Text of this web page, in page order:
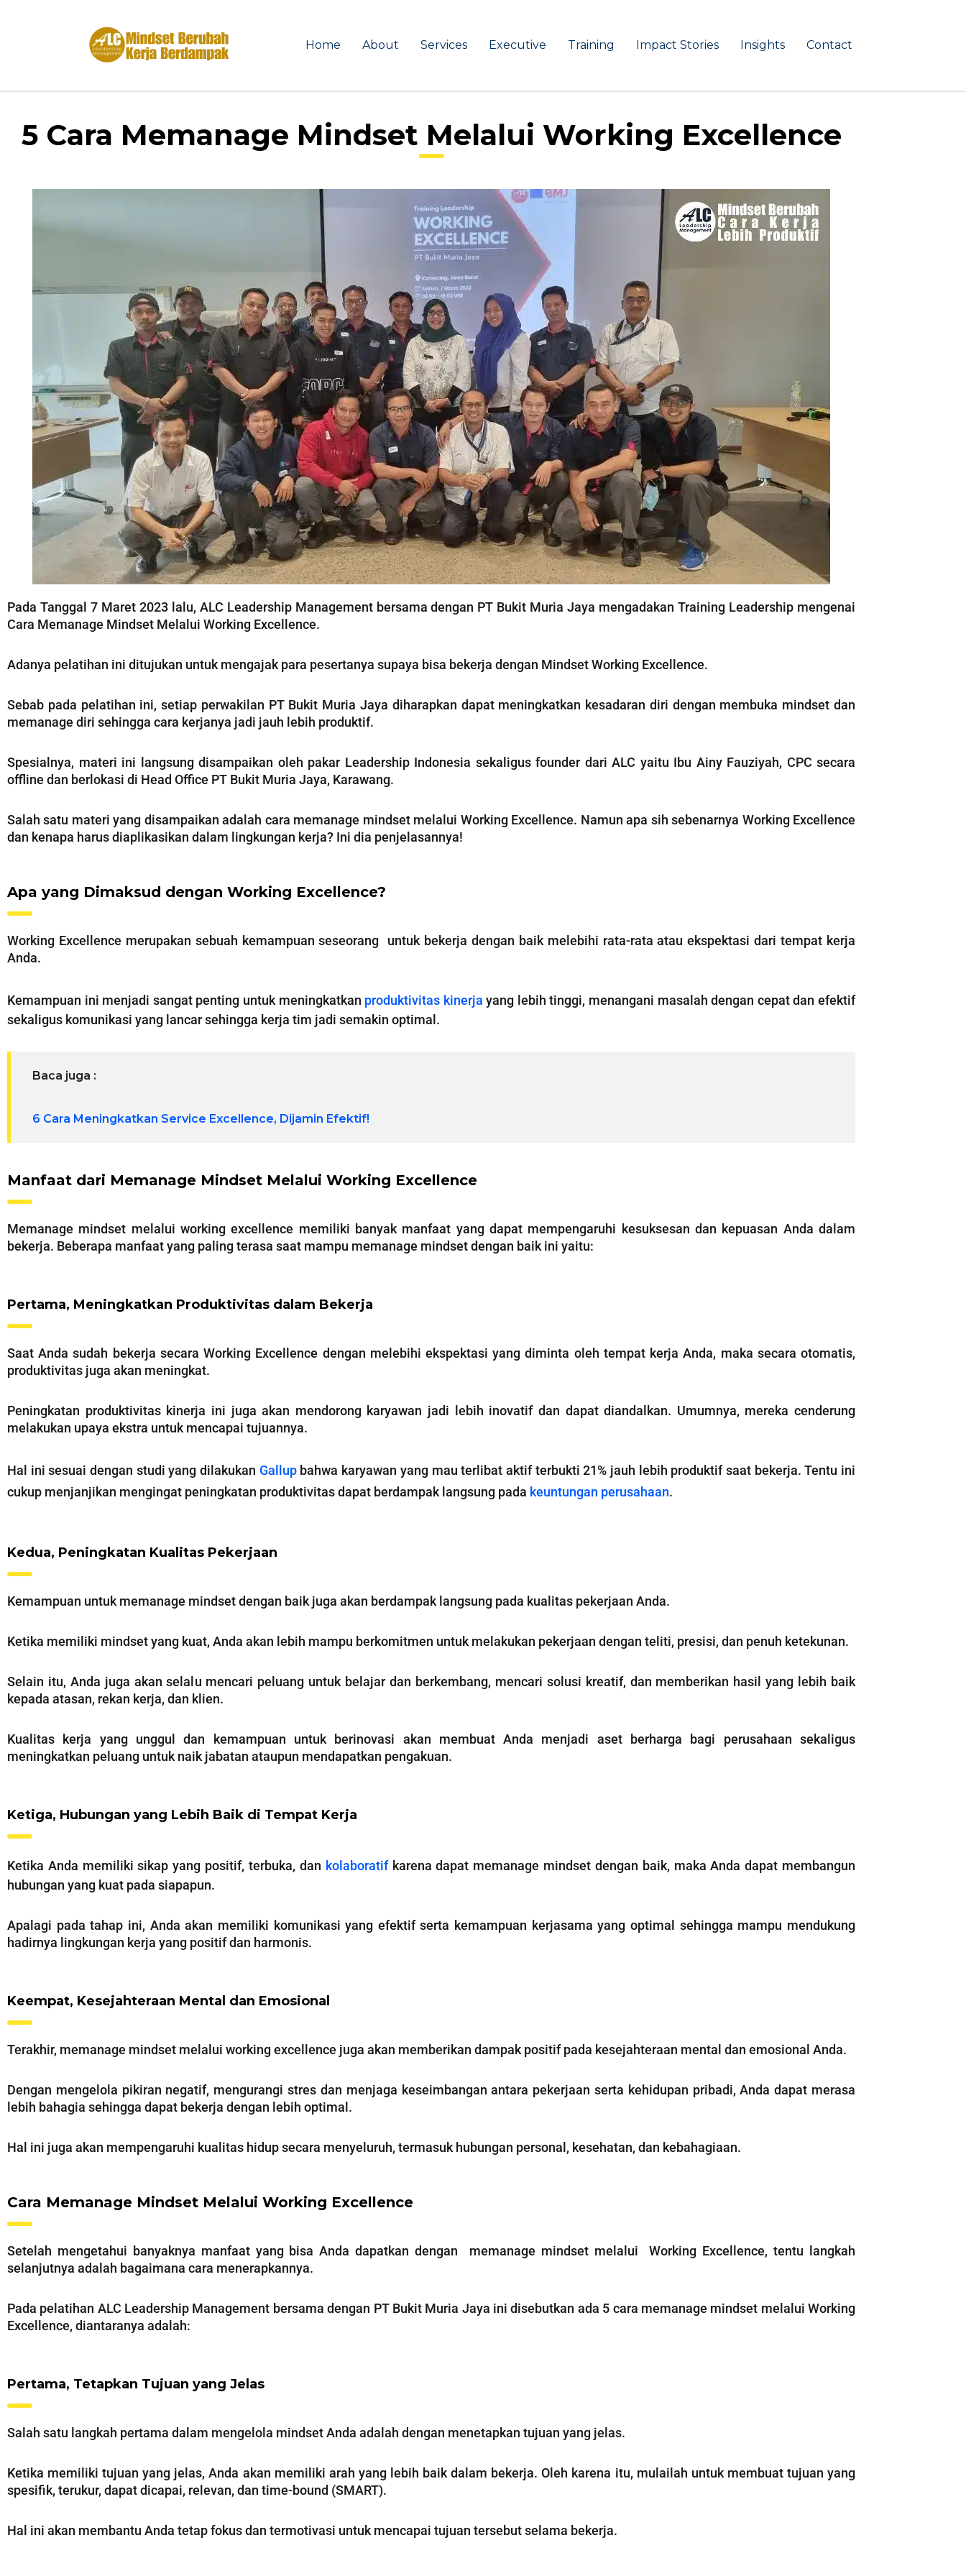
Home About Services Executive Training Impact Stories Insights Contact
5 Cara Memanage Mindset Melalui Working Excellence
Pada Tanggal 7 Maret 2023 lalu, ALC Leadership Management bersama dengan PT Bukit Muria Jaya mengadakan Training Leadership mengenai
Cara Memanage Mindset Melalui Working Excellence.
Adanya pelatihan ini ditujukan untuk mengajak para pesertanya supaya bisa bekerja dengan Mindset Working Excellence.
Sebab pada pelatihan ini, setiap perwakilan PT Bukit Muria Jaya diharapkan dapat meningkatkan kesadaran diri dengan membuka mindset dan
memanage diri sehingga cara kerjanya jadi jauh lebih produktif.
Spesialnya, materi ini langsung disampaikan oleh pakar Leadership Indonesia sekaligus founder dari ALC yaitu Ibu Ainy Fauziyah, CPC secara
offline dan berlokasi di Head Office PT Bukit Muria Jaya, Karawang.
Salah satu materi yang disampaikan adalah cara memanage mindset melalui Working Excellence. Namun apa sih sebenarnya Working Excellence
dan kenapa harus diaplikasikan dalam lingkungan kerja? Ini dia penjelasannya!
Apa yang Dimaksud dengan Working Excellence?
Working Excellence merupakan sebuah kemampuan seseorang untuk bekerja dengan baik melebihi rata-rata atau ekspektasi dari tempat kerja
Anda.
Kemampuan ini menjadi sangat penting untuk meningkatkan produktivitas kinerjayang lebih tinggi, menangani masalah dengan cepat dan efektif
sekaligus komunikasi yang lancar sehingga kerja tim jadi semakin optimal.
Baca juga :
6 Cara Meningkatkan Service Excellence, Dijamin Efektif!
Manfaat dari Memanage Mindset Melalui Working Excellence
Memanage mindset melalui working excellence memiliki banyak manfaat yang dapat mempengaruhi kesuksesan dan kepuasan Anda dalam
bekerja. Beberapa manfaat yang paling terasa saat mampu memanage mindset dengan baik ini yaitu:
Pertama, Meningkatkan Produktivitas dalam Bekerja
Saat Anda sudah bekerja secara Working Excellence dengan melebihi ekspektasi yang diminta oleh tempat kerja Anda, maka secara otomatis,
produktivitas juga akan meningkat.
Peningkatan produktivitas kinerja ini juga akan mendorong karyawan jadi lebih inovatif dan dapat diandalkan. Umumnya, mereka cenderung
melakukan upaya ekstra untuk mencapai tujuannya.
Hal ini sesuai dengan studi yang dilakukan Gallupbahwa karyawan yang mau terlibat aktif terbukti 21% jauh lebih produktif saat bekerja. Tentu ini
cukup menjanjikan mengingat peningkatan produktivitas dapat berdampak langsung pada keuntungan perusahaan.
Kedua, Peningkatan Kualitas Pekerjaan
Kemampuan untuk memanage mindset dengan baik juga akan berdampak langsung pada kualitas pekerjaan Anda.
Ketika memiliki mindset yang kuat, Anda akan lebih mampu berkomitmen untuk melakukan pekerjaan dengan teliti, presisi, dan penuh ketekunan.
Selain itu, Anda juga akan selalu mencari peluang untuk belajar dan berkembang, mencari solusi kreatif, dan memberikan hasil yang lebih baik
kepada atasan, rekan kerja, dan klien.
Kualitas kerja yang unggul dan kemampuan untuk berinovasi akan membuat Anda menjadi aset berharga bagi perusahaan sekaligus
meningkatkan peluang untuk naik jabatan ataupun mendapatkan pengakuan.
Ketiga, Hubungan yang Lebih Baik di Tempat Kerja
Ketika Anda memiliki sikap yang positif, terbuka, dan kolaboratifkarena dapat memanage mindset dengan baik, maka Anda dapat membangun
hubungan yang kuat pada siapapun.
Apalagi pada tahap ini, Anda akan memiliki komunikasi yang efektif serta kemampuan kerjasama yang optimal sehingga mampu mendukung
hadirnya lingkungan kerja yang positif dan harmonis.
Keempat, Kesejahteraan Mental dan Emosional
Terakhir, memanage mindset melalui working excellence juga akan memberikan dampak positif pada kesejahteraan mental dan emosional Anda.
Dengan mengelola pikiran negatif, mengurangi stres dan menjaga keseimbangan antara pekerjaan serta kehidupan pribadi, Anda dapat merasa
lebih bahagia sehingga dapat bekerja dengan lebih optimal.
Hal ini juga akan mempengaruhi kualitas hidup secara menyeluruh, termasuk hubungan personal, kesehatan, dan kebahagiaan.
Cara Memanage Mindset Melalui Working Excellence
Setelah mengetahui banyaknya manfaat yang bisa Anda dapatkan dengan memanage mindset melalui Working Excellence, tentu langkah
selanjutnya adalah bagaimana cara menerapkannya.
Pada pelatihan ALC Leadership Management bersama dengan PT Bukit Muria Jaya ini disebutkan ada 5 cara memanage mindset melalui Working
Excellence, diantaranya adalah:
Pertama, Tetapkan Tujuan yang Jelas
Salah satu langkah pertama dalam mengelola mindset Anda adalah dengan menetapkan tujuan yang jelas.
Ketika memiliki tujuan yang jelas, Anda akan memiliki arah yang lebih baik dalam bekerja. Oleh karena itu, mulailah untuk membuat tujuan yang
spesifik, terukur, dapat dicapai, relevan, dan time-bound (SMART).
Hal ini akan membantu Anda tetap fokus dan termotivasi untuk mencapai tujuan tersebut selama bekerja.